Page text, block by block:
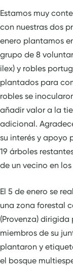
Estamos muy
con nuestras dos
enero plantamos
grupo de 8
ilex) y robles
plantados para
robles se
añadir valor a la
adicional.
su interés y apoyo
19 árboles
de un vecino en
El 5 de enero se
una zona forestal
(Provenza)
miembros de su
plantaron y
el bosque